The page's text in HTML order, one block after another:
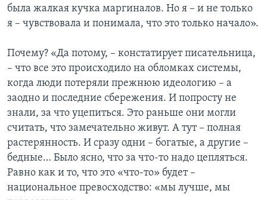
была жалкая кучка маргиналов. Но я – и не только
я – чувствовала и понимала, что это только начало».
Почему? «Да потому, – констатирует писательница,
– что все это происходило на обломках системы,
когда люди потеряли прежнюю идеологию – а
заодно и последние сбережения. И попросту не
знали, за что уцепиться. Это раньше они могли
считать, что замечательно живут. А тут – полная
растерянность. И сразу одни – богатые, а другие –
бедные… Было ясно, что за что-то надо цепляться.
Равно как и то, что это «что-то» будет –
национальное превосходство: «мы лучше, мы